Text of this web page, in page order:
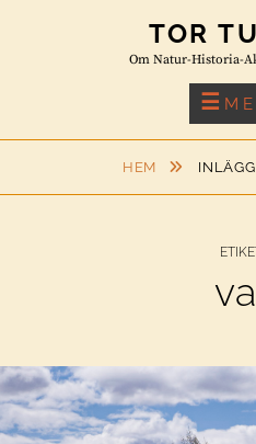
TOR
Om Natur-Historia-
HEM